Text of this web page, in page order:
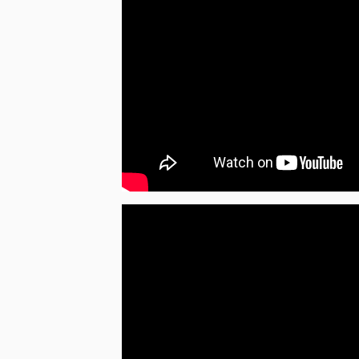
Bilietus bus galima įsigyti ir vietoje.
Renginio metu veiks baras.